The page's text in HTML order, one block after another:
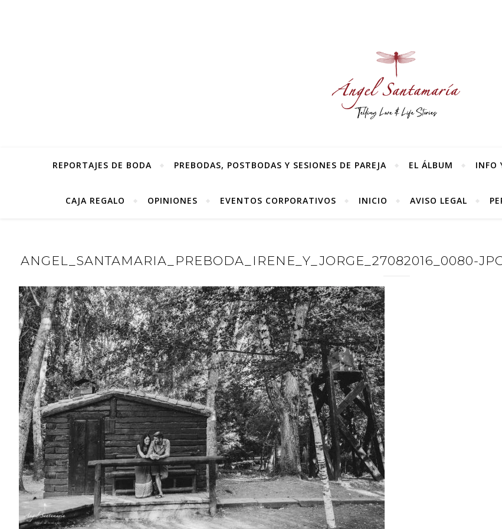
REPORTAJES DE BODA PREBODAS, POSTBODAS Y SESIONES DE PAREJA EL ÁLBUM INFO
CAJA REGALO OPINIONES EVENTOS CORPORATIVOS INICIO AVISO LEGAL
ANGEL_SANTAMARIA_PREBODA_IRENE_Y_JORGE_27082016_0080-